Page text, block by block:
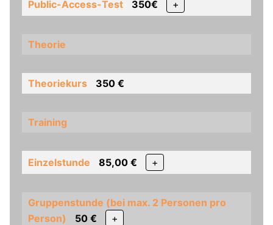
Public-Access-Test 350€ +
Theorie
Theoriekurs 350 €
Training
Einzelstunde 85,00 € +
Gruppenstunde (bei max. 2 Personen pro
Person)
50 € +